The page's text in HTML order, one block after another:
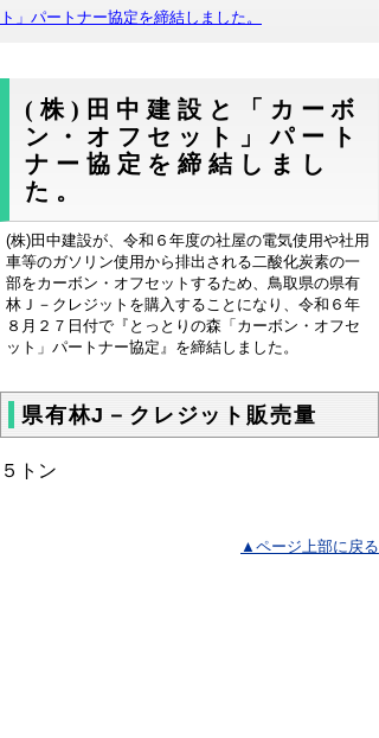
ト」パートナー協定を締結しました。
(株)田中建設と「カーボ
ン・オフセット」パート
ナー協定を締結しまし
た。
(株)田中建設が、令和６年度の社屋の電気使用や社用
車等のガソリン使用から排出される二酸化炭素の一
部をカーボン・オフセットするため、鳥取県の県有
林Ｊ－クレジットを購入することになり、令和６年
８月２７日付で『とっとりの森「カーボン・オフセ
ット」パートナー協定』を締結しました。
県有林J－クレジット販売量
５トン
▲ページ上部に戻る